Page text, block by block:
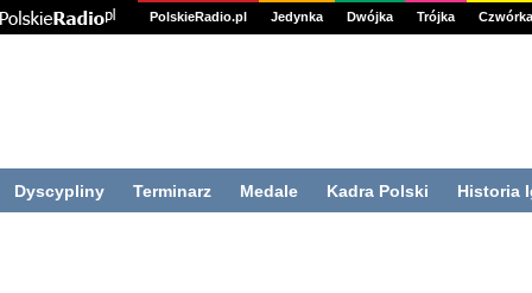
PolskieRadio.pl Jedynka Dwójka Trójka Czwórka
Dyscypliny Terminarz Medale Kadra Polski Historia